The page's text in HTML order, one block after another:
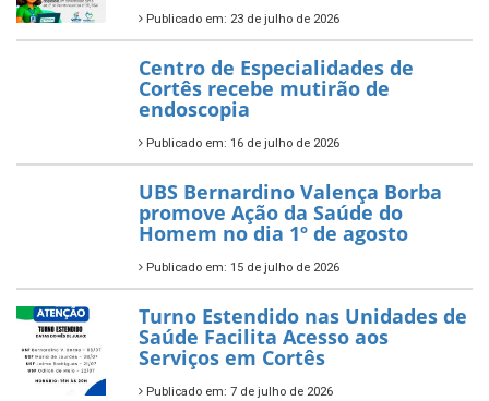
Publicado em: 23 de julho de 2026
Centro de Especialidades de
Cortês recebe mutirão de
endoscopia
Publicado em: 16 de julho de 2026
UBS Bernardino Valença Borba
promove Ação da Saúde do
Homem no dia 1º de agosto
Publicado em: 15 de julho de 2026
Turno Estendido nas Unidades de
Saúde Facilita Acesso aos
Serviços em Cortês
Publicado em: 7 de julho de 2026